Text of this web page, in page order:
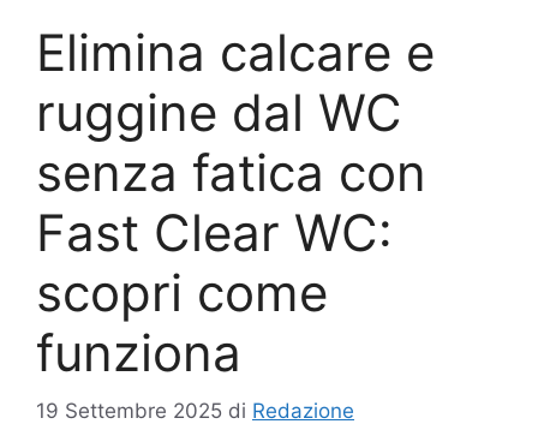
Elimina calcare e
ruggine dal WC
senza fatica con
Fast Clear WC:
scopri come
funziona
19 Settembre 2025 di Redazione